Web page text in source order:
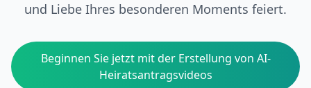
und Liebe Ihres besonderen Moments feiert.
Beginnen Sie jetzt mit der Erstellung von AI-
Heiratsantragsvideos